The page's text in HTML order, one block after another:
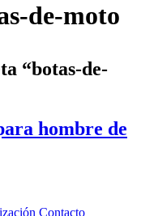
de-moto
“botas-de-
hombre de
Contacto